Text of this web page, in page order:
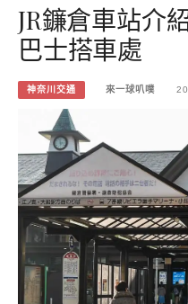
JR鐮倉車站介
巴士搭車處
神奈川交通 來一球叭噗